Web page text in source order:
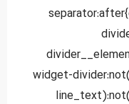
widget-